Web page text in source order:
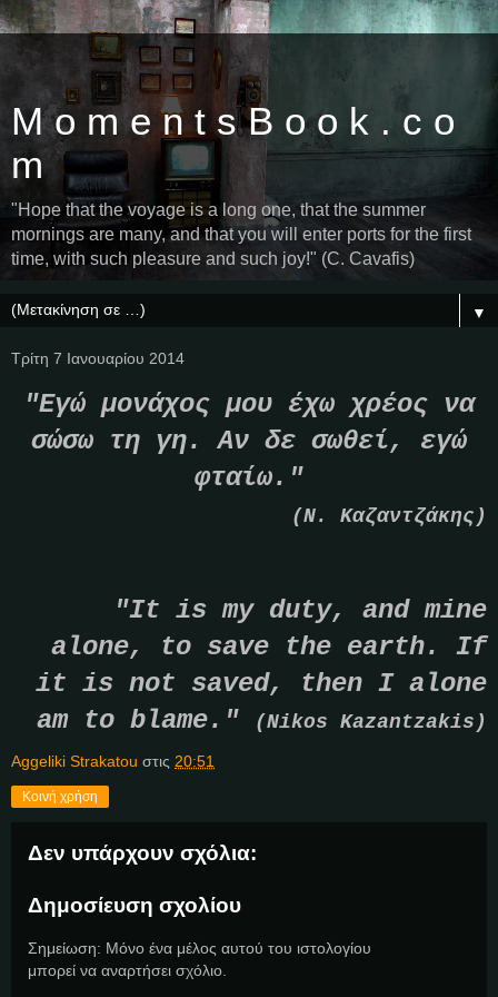
M o m e n t s B o o k . c o
m
"Hope that the voyage is a long one, that the summer
mornings are many, and that you will enter ports for the first
time, with such pleasure and such joy!" (C. Cavafis)
▼
Τρίτη 7 Ιανουαρίου 2014
"Εγώ μονάχος μου έχω χρέος να
σώσω τη γη. Αν δε σωθεί, εγώ
φταίω."
(Ν. Καζαντζάκης)
"It is my duty, and mine
alone, to save the earth. If
it is not saved, then I alone
am to blame."
(Nikos Kazantzakis)
Aggeliki Strakatou στις 20:51
Κοινή χρήση
Δεν υπάρχουν σχόλια:
Δημοσίευση σχολίου
Σημείωση: Μόνο ένα μέλος αυτού του ιστολογίου
μπορεί να αναρτήσει σχόλιο.